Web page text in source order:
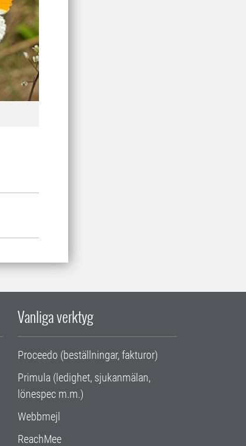
Vanliga verktyg
Proceedo (beställningar, fakturor)
Primula (ledighet, sjukanmälan,
lönespec m.m.)
Webbmejl
ReachMee